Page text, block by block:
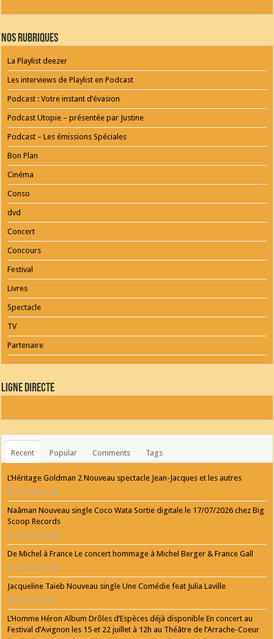
SERVICE
ONLINE
AGENTUR
MAINZ
Playlist
Nos Rubriques
La Playlist deezer
Les interviews de Playlist en Podcast
Podcast : Votre instant d’évasion
Podcast Utopie – présentée par Justine
Podcast – Les émissions Spéciales
Bon Plan
Cinéma
Conso
dvd
Concert
Concours
Festival
Livres
Spectacle
TV
Partenaire
Ligne Directe
Recent Popular Comments Tags
L’Héritage Goldman 2 Nouveau spectacle Jean-Jacques et les autres
3 semaines ago
Naâman Nouveau single Coco Wata Sortie digitale le 17/07/2026 chez Big
Scoop Records
3 semaines ago
De Michel à France Le concert hommage à Michel Berger & France Gall
3 semaines ago
Jacqueline Taieb Nouveau single Une Comédie feat Julia Laville
8 juillet 2026
L’Homme Héron Album Drôles d’Espèces déjà disponible En concert au
Festival d’Avignon les 15 et 22 juillet à 12h au Théâtre de l’Arrache-Coeur